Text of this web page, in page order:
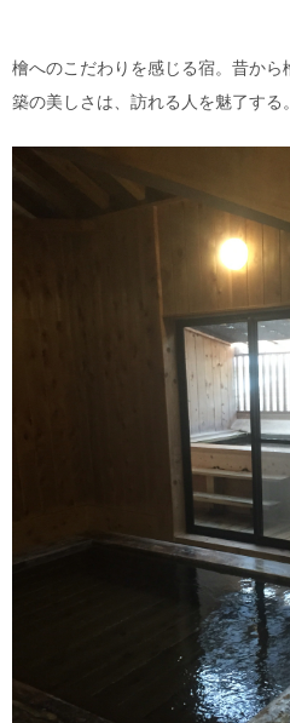
檜へのこだわりを感じる宿。昔か
築の美しさは、訪れる人を魅了する。